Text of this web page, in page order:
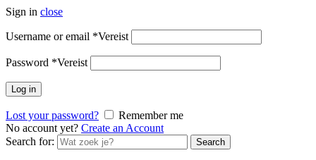
Sign in close
Username or email *Vereist
Password *Vereist
Log in
Lost your password?
Remember me
No account yet? Create an Account
Search for:
Search